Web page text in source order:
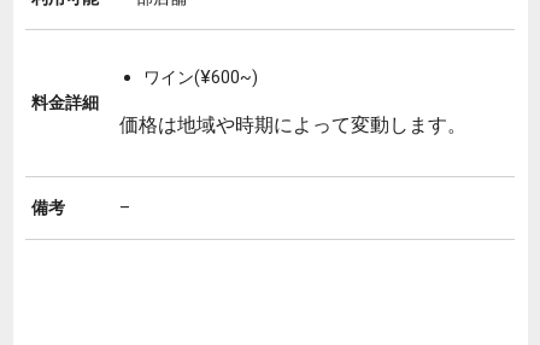
料金詳細
ワイン(¥600~)
価格は地域や時期によって変動します。
備考 –